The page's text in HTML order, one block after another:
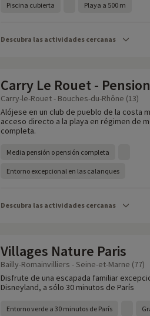
Piscina cubierta Playa a 500 m
Descubra las actividades cercanas
Carry Le Rouet - Pension
Carry-le-Rouet - Bouches-du-Rhône (13)
Alójese en un club de pueblo de la costa
acceso directo a la playa en régimen de
completa.
Media pensión o pensión completa
Entorno excepcional en las calanques
Descubra las actividades cercanas
Villages Nature Paris
Bailly-Romainvilliers - Seine-et-Marne (77)
Disfrute de una escapada familiar
Disneyland, a sólo 30 minutos de París
Entorno verde a 30 minutos de París